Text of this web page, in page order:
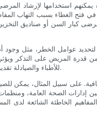
فتح الغطاء بسبب التهاب
كبار السن أو صناديق
عوامل الخطر، مثل
قدرة المريض على التذكر
للأطباء والصيادلة تقديمها للعائلات، حيث تعمل هذه المواد الملموسة كتذكير للعائلة عند عودتها إلى المنزل واحتمالية تشتت انتباهها.
على سبيل المثال، يمكن
إدارات الصحة العامة،
الخاطئة الشائعة لدى